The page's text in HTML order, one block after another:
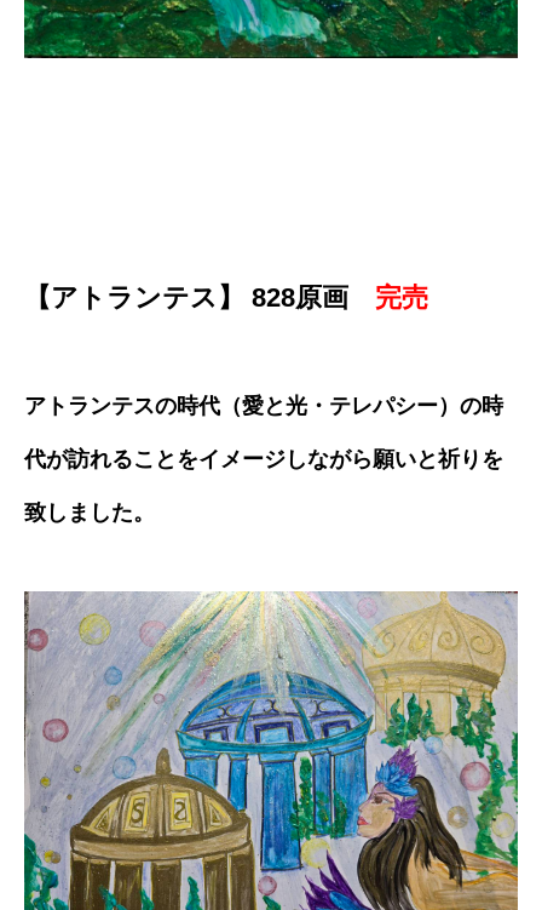
【アトランテス】 828原画 完売
アトランテスの時代（愛と光・テレパシー）の時
代が訪れることをイメージしながら願いと祈りを
致しました。